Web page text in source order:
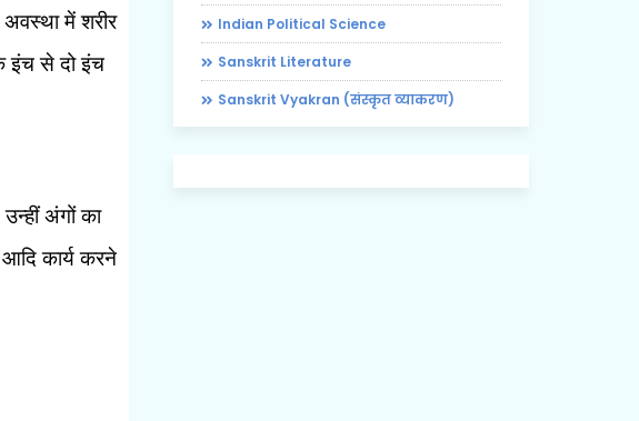
में शरीर
इंच से दो इंच
उन्हीं अंगों का
कार्य करने
Indian Political Science
Sanskrit Literature
Sanskrit Vyakran (संस्कृत व्याकरण)